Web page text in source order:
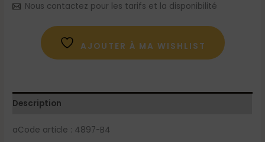
Nous contactez pour les tarifs et la disponibilité
AJOUTER À MA WISHLIST
Description
aCode article : 4897-B4